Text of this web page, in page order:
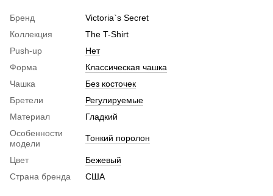
Бренд
Victoria`s Secret
Коллекция
The T-Shirt
Push-up
Нет
Форма
Классическая чашка
Чашка
Без косточек
Бретели
Регулируемые
Материал
Гладкий
Особенности
модели
Тонкий поролон
Цвет
Бежевый
Страна бренда
США